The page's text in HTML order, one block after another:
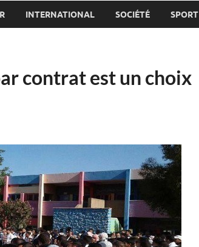
INTERNATIONAL SOCIÉTÉ SPORT
contrat est un choix